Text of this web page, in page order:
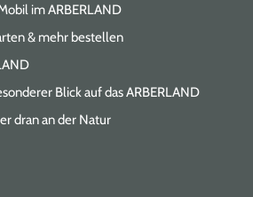
im ARBERLAND
& mehr bestellen
Blick auf das ARBERLAND
dran an der Natur